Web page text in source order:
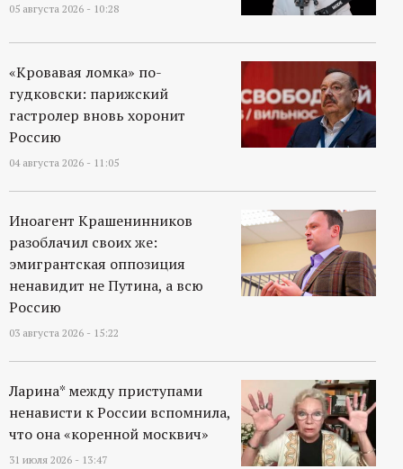
05 августа 2026 - 10:28
«Кровавая ломка» по-
гудковски: парижский
гастролер вновь хоронит
Россию
04 августа 2026 - 11:05
Иноагент Крашенинников
разоблачил своих же:
эмигрантская оппозиция
ненавидит не Путина, а всю
Россию
03 августа 2026 - 15:22
Ларина* между приступами
ненависти к России вспомнила,
что она «коренной москвич»
31 июля 2026 - 13:47